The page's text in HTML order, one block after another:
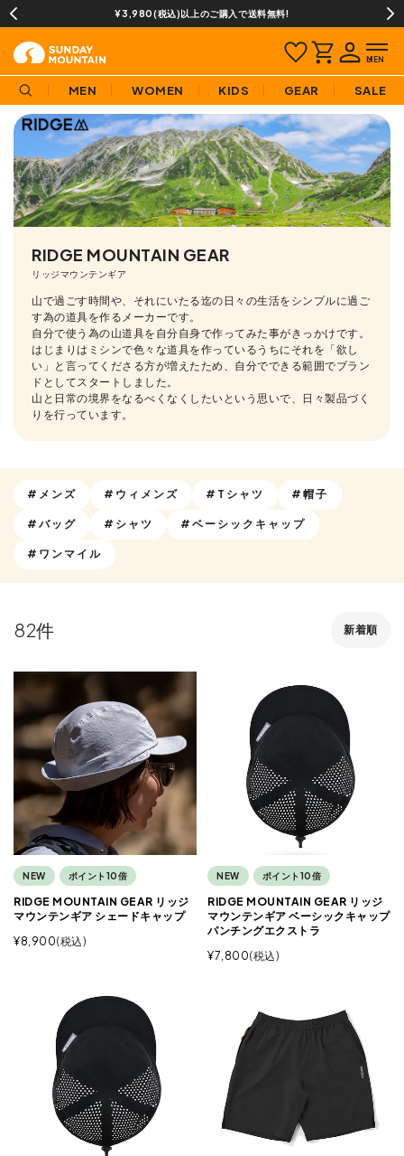
13時までのご注文で即日発送(営業日に限ります)
MEN WOMEN KIDS GEAR SALE
RIDGE MOUNTAIN GEAR
リッジマウンテンギア
山で過ごす時間や、それにいたる迄の日々の生活をシンプルに過ご
す為の道具を作るメーカーです。
自分で使う為の山道具を自分自身で作ってみた事がきっかけです。
はじまりはミシンで色々な道具を作っているうちにそれを「欲し
い」と言ってくださる方が増えたため、自分でできる範囲でブラン
ドとしてスタートしました。
山と日常の境界をなるべくなくしたいという思いで、日々製品づく
りを行っています。
#メンズ #ウィメンズ #Tシャツ #帽子
#バッグ #シャツ #ベーシックキャップ
#ワンマイル
新着順
82
NEW ポイント10倍
RIDGE MOUNTAIN GEAR リッジ
マウンテンギア シェードキャップ
¥8,900 税込
NEW ポイント10倍
RIDGE MOUNTAIN GEAR リッジ
マウンテンギア ベーシックキャップ
パンチングエクストラ
¥7,800 税込